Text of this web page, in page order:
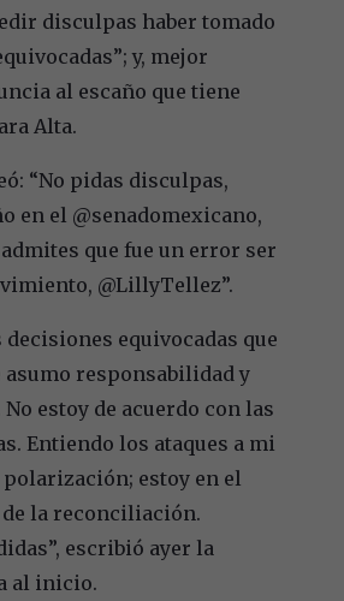
disculpas haber tomado
y, mejor
al escaño que tiene
Alta.
“No pidas disculpas,
en el @senadomexicano,
que fue un error ser
@LillyTellez”.
decisiones equivocadas que
asumo responsabilidad y
estoy de acuerdo con las
Entiendo los ataques a mi
estoy en el
la reconciliación.
escribió ayer la
al inicio.